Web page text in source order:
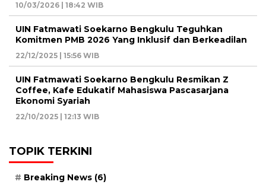
10/03/2026 | 18:42 WIB
UIN Fatmawati Soekarno Bengkulu Teguhkan
Komitmen PMB 2026 Yang Inklusif dan Berkeadilan
22/12/2025 | 15:56 WIB
UIN Fatmawati Soekarno Bengkulu Resmikan Z
Coffee, Kafe Edukatif Mahasiswa Pascasarjana
Ekonomi Syariah
22/10/2025 | 12:13 WIB
TOPIK TERKINI
Breaking News (6)